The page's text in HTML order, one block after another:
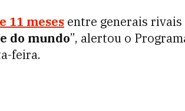
11 meses entre generais rivais
do mundo”, alertou o
feira.